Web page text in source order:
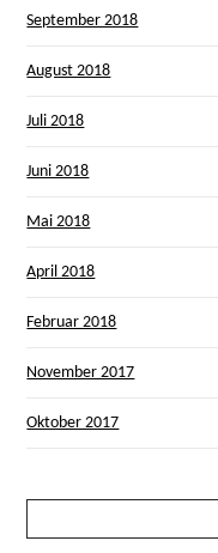
September 2018
August 2018
Juli 2018
Juni 2018
Mai 2018
April 2018
Februar 2018
November 2017
Oktober 2017